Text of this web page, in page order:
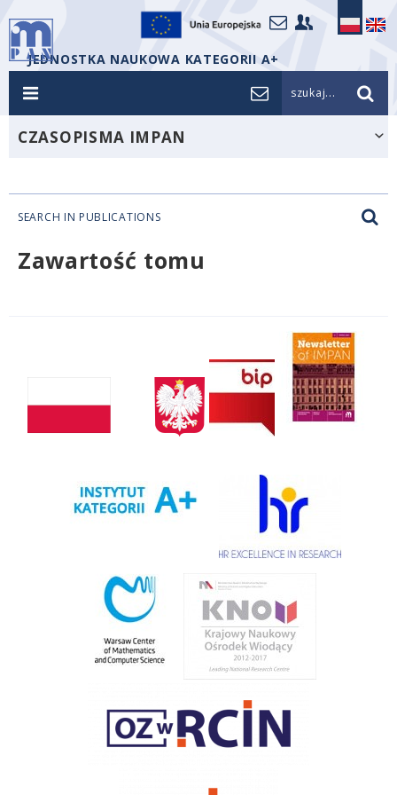
JEDNOSTKA NAUKOWA KATEGORII A+
szukaj...
CZASOPISMA IMPAN
SEARCH IN PUBLICATIONS
Zawartość tomu